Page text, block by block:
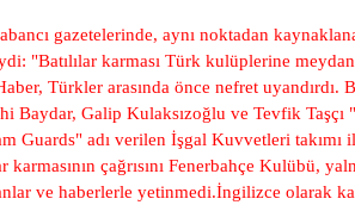
gazetelerinde, aynı noktadan
"Batılılar karması Türk kulüplerine
Türkler arasında önce nefret uyandırdı.
Galip Kulaksızoğlu ve Tevfik Taşçı
Guards" adı verilen İşgal Kuvvetleri
karmasının çağrısını Fenerbahçe
ve haberlerle yetinmedi.İngilizce olarak